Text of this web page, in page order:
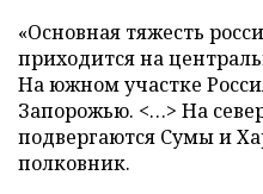
«Основная тяжесть
приходится на
На южном участке
Запорожью. <…> На
подвергаются Сумы и
полковник.